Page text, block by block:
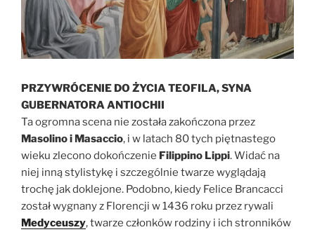
PRZYWRÓCENIE DO ŻYCIA TEOFILA, SYNA
GUBERNATORA ANTIOCHII
Ta ogromna scena nie została zakończona przez
Masolino i Masaccio, i w latach 80 tych piętnastego
wieku zlecono dokończenie Filippino Lippi. Widać na
niej inną stylistykę i szczególnie twarze wyglądają
trochę jak doklejone. Podobno, kiedy Felice Brancacci
został wygnany z Florencji w 1436 roku przez rywali
Medyceuszy, twarze członków rodziny i ich stronników